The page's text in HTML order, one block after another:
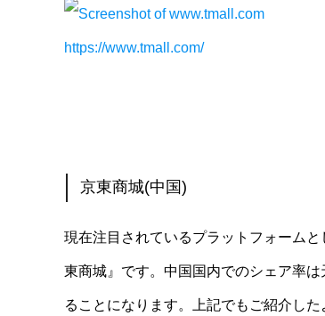
https://www.tmall.com/
京東商城(中国)
現在注目されているプラットフォーム
東商城』です。中国国内でのシェア率
ることになります。上記でもご紹介し